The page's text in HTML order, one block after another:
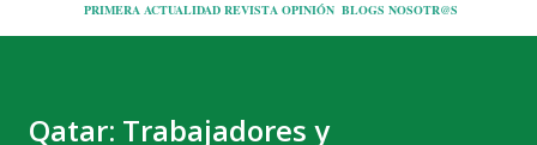
PRIMERA ACTUALIDAD REVISTA OPINIÓN BLOGS NOSOTR@S
Qatar: Trabajadores y